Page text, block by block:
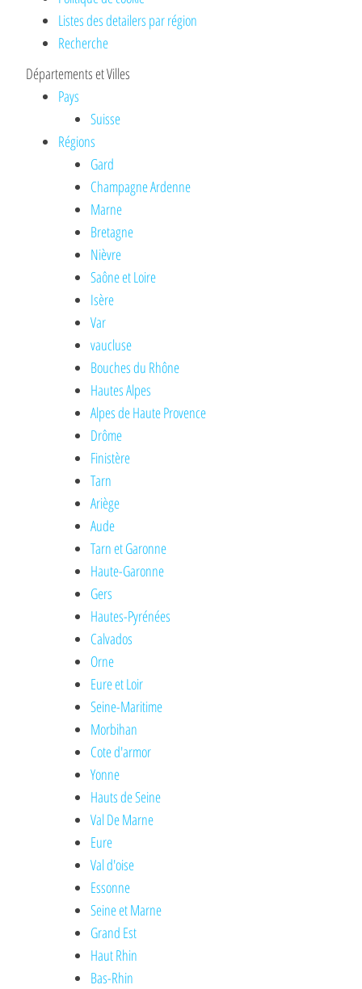
Listes des detailers par région
Recherche
Départements et Villes
Pays
Suisse
Régions
Gard
Champagne Ardenne
Marne
Bretagne
Nièvre
Saône et Loire
Isère
Var
vaucluse
Bouches du Rhône
Hautes Alpes
Alpes de Haute Provence
Drôme
Finistère
Tarn
Ariège
Aude
Tarn et Garonne
Haute-Garonne
Gers
Hautes-Pyrénées
Calvados
Orne
Eure et Loir
Seine-Maritime
Morbihan
Cote d'armor
Yonne
Hauts de Seine
Val De Marne
Eure
Val d'oise
Essonne
Seine et Marne
Grand Est
Haut Rhin
Bas-Rhin